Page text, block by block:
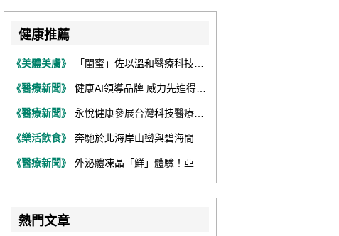
健康推薦
《美體美膚》 「閨蜜」佐以溫和醫療科技，陪伴女性找回身體舒適與自信
《醫療新聞》 健康AI領導品牌 威力先進得獎不斷 同獲『玉山獎』『金炬獎』最高肯定
《醫療新聞》 永悅健康參展台灣科技醫療展 展現數位健康全場景整合能力
《樂活飲食》 奔馳於北海岸山巒與碧海間 跑出屬於你的生命之光 『2026光境半程馬拉松挑戰賽－升龍道』火熱報名中
《醫療新聞》 外泌體凍晶「鮮」體驗！亞家生技解鎖24個月高活性 專利瓶蓋「秒回溶」超驚艷！醫科展秀「睛」亮神采
熱門文章